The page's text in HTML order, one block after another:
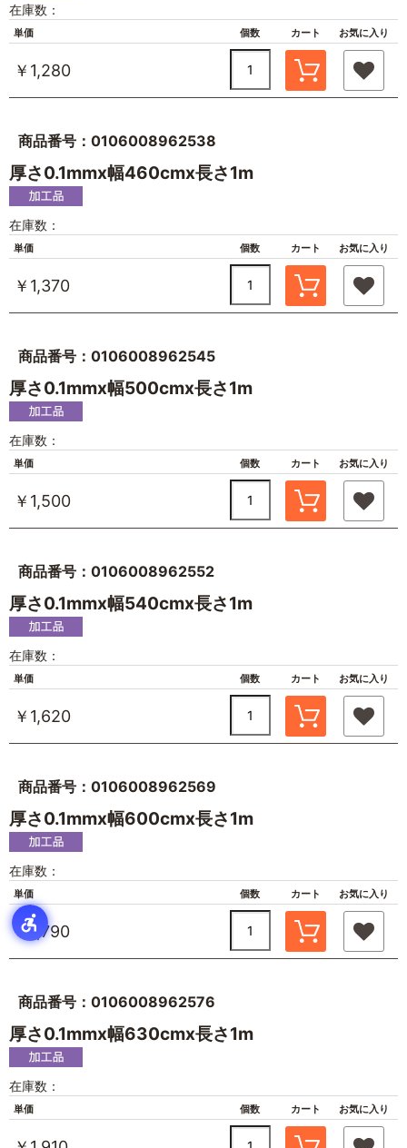
在庫数：
単価 個数 カート お気に入り
￥1,280
商品番号：0106008962538
厚さ0.1mmx幅460cmx長さ1m
在庫数：
単価 個数 カート お気に入り
￥1,370
商品番号：0106008962545
厚さ0.1mmx幅500cmx長さ1m
在庫数：
単価 個数 カート お気に入り
￥1,500
商品番号：0106008962552
厚さ0.1mmx幅540cmx長さ1m
在庫数：
単価 個数 カート お気に入り
￥1,620
商品番号：0106008962569
厚さ0.1mmx幅600cmx長さ1m
在庫数：
単価 個数 カート お気に入り
￥1,790
商品番号：0106008962576
厚さ0.1mmx幅630cmx長さ1m
在庫数：
単価 個数 カート お気に入り